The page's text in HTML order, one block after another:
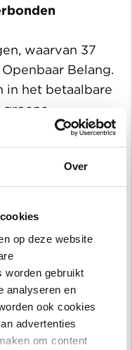
Over
op deze website
worden gebruikt
analyseren en
ook cookies
advertenties
om content
waarvan 37
Belang.
in het betaalbare
en ruimte voor
Aan de rand van
voor auto’s
naast de
Belang en
ontstaat een
aan een
het toevoegen
dragen
aan de Zwolse